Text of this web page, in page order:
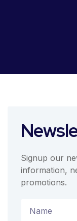
Signup our
information,
promotions.